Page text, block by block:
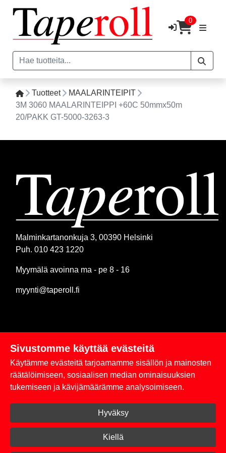
0
Tuotteet
MAALARINTEIPIT
3M 3060 MAALARINTEIPPI +60C 50mmx50m
20/PAKK GT-5000-3263-3
Malminkartanonkuja 3, 00390 Helsinki
Puh. 010 423 1220
Myymälä avoinna ma - pe 8 - 16
myynti@taperoll.fi
Linkit
Rekisteriseloste
Toimitus- ja maksuehdot
Kirjaudu sisään
Sivustomme käyttää evästeitä
Käytämme evästeitä tarjoamamme sisällön ja mainosten
räätälöimiseen, sosiaalisen median ominaisuuksien
tukemiseen ja kävijämäärämme analysoimiseen.
Hyväksy
Kiellä